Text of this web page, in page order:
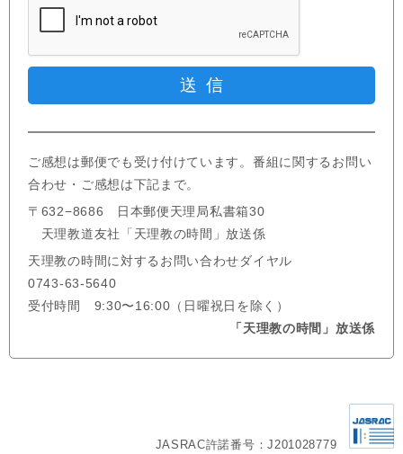
ご感想は郵便でも受け付けています。番組に関するお問い
合わせ・ご感想は下記まで。
〒632−8686 日本郵便天理局私書箱30
天理教道友社「天理教の時間」放送係
天理教の時間に対するお問い合わせダイヤル
0743-63-5640
受付時間 9:30〜16:00（日曜祝日を除く）
「天理教の時間」放送係
JASRAC許諾番号：J201028779